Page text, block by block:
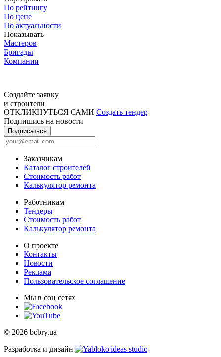
По рейтингу
По цене
По актуальности
Показывать
Мастеров
Бригады
Компании
Создайте заявку
и строители
ОТКЛИКНУТЬСЯ САМИ Создать тендер
Подпишись на новости
Подписаться
Заказчикам
Каталог строителей
Стоимость работ
Калькулятор ремонта
Работникам
Тендеры
Стоимость работ
Калькулятор ремонта
О проекте
Контакты
Новости
Реклама
Пользовательское соглашение
Мы в соц сетях
© 2026 bobry.ua
Разработка и дизайн: